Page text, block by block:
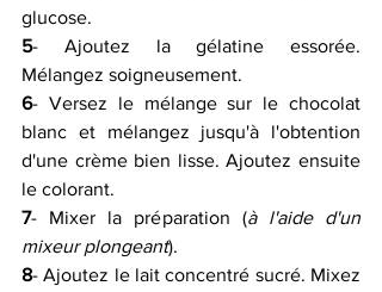
glucose.
5- Ajoutez la gélatine essorée.
Mélangez soigneusement.
6- Versez le mélange sur le chocolat
blanc et mélangez jusqu'à l'obtention
d'une crème bien lisse. Ajoutez ensuite
le colorant.
7- Mixer la préparation (à l'aide d'un
mixeur plongeant).
8- Ajoutez le lait concentré sucré. Mixez